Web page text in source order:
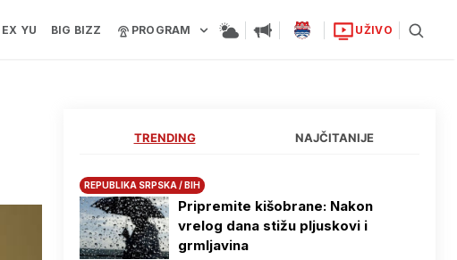
EX YU BIG BIZZ PROGRAM UŽIVO
TRENDING NAJČITANIJE
REPUBLIKA SRPSKA / BIH
Pripremite kišobrane: Nakon
vrelog dana stižu pljuskovi i
grmljavina